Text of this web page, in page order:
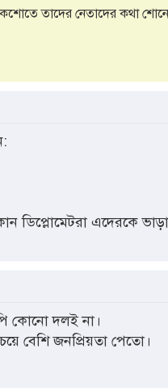
তাদের নেতাদের কথা
ডিপ্লোমেটরা এদেরকে
কোনো দলই না।
বেশি জনপ্রিয়তা পেতো।